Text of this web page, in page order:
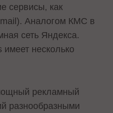
сервисы, как
Аналогом КМС в
сеть Яндекса.
имеет несколько
рекламный
разнообразными